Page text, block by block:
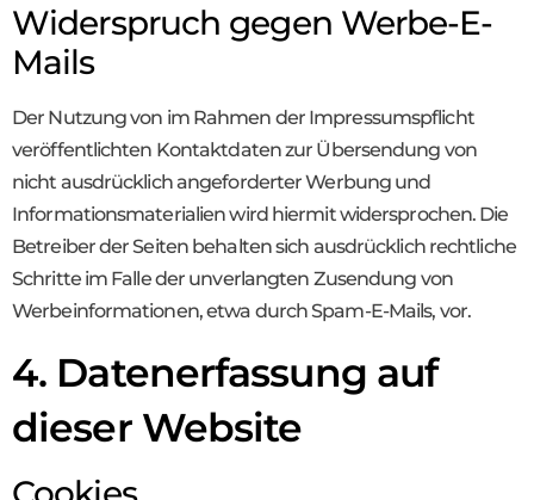
Widerspruch gegen Werbe-E-
Mails
Der Nutzung von im Rahmen der Impressumspflicht
veröffentlichten Kontaktdaten zur Übersendung von
nicht ausdrücklich angeforderter Werbung und
Informationsmaterialien wird hiermit widersprochen. Die
Betreiber der Seiten behalten sich ausdrücklich rechtliche
Schritte im Falle der unverlangten Zusendung von
Werbeinformationen, etwa durch Spam-E-Mails, vor.
4. Datenerfassung auf
dieser Website